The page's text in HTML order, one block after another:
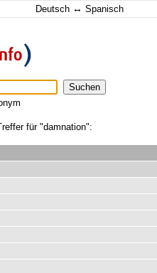
Deutsch ↔ Spanisch
für "damnation":